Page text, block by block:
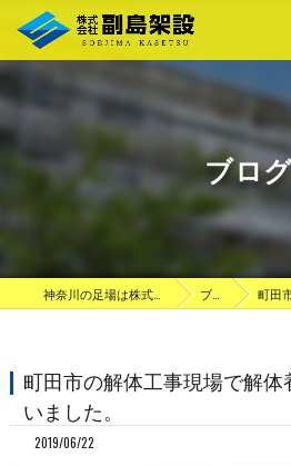
ブロ
神奈川の足場は株式会社副島架設 ブログ 町田市
町田市の解体工事現場で解
いました。
2019/06/22